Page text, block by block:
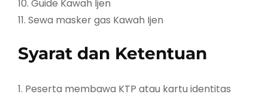
10. Guide Kawah Ijen
11. Sewa masker gas Kawah Ijen
Syarat dan Ketentuan
1. Peserta membawa KTP atau kartu identitas